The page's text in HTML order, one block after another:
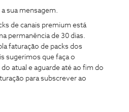
sua mensagem.
de canais premium está
permanência de 30 dias.
faturação de packs dos
sugerimos que faça o
atual e aguarde até ao fim do
para subscrever ao